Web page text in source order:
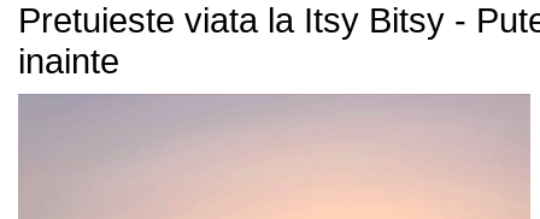
Pretuieste viata la Itsy Bitsy -
inainte